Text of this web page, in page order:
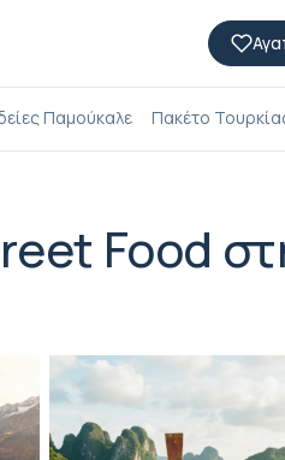
Παμούκαλε Πακέτο
Food